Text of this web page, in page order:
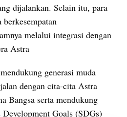
dijalankan. Selain itu, para
melalui integrasi dengan
Astra
generasi muda
dengan cita-cita Astra
Bangsa serta mendukung
Development Goals (SDGs)